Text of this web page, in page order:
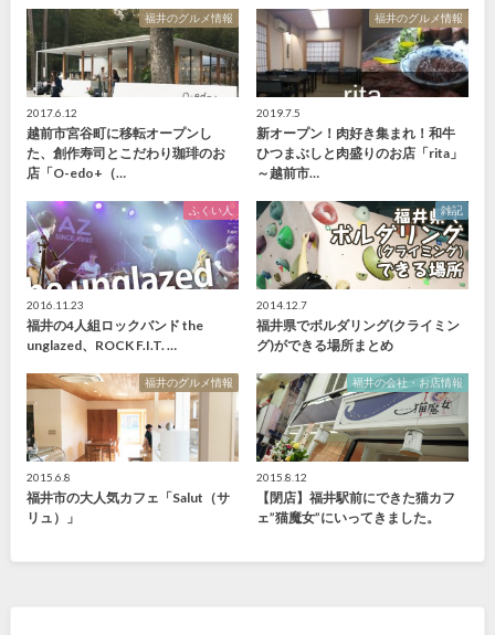
福井のグルメ情報
2017.6.12
越前市宮谷町に移転オープンし
た、創作寿司とこだわり珈琲のお
店「O-edo+（…
福井のグルメ情報
2019.7.5
新オープン！肉好き集まれ！和牛
ひつまぶしと肉盛りのお店「rita」
～越前市…
ふくい人
2016.11.23
福井の4人組ロックバンド the
unglazed、ROCK F.I.T. …
雑記
2014.12.7
福井県でボルダリング(クライミン
グ)ができる場所まとめ
福井のグルメ情報
2015.6.8
福井市の大人気カフェ「Salut（サ
リュ）」
福井の会社・お店情報
2015.8.12
【閉店】福井駅前にできた猫カフ
ェ”猫魔女”にいってきました。